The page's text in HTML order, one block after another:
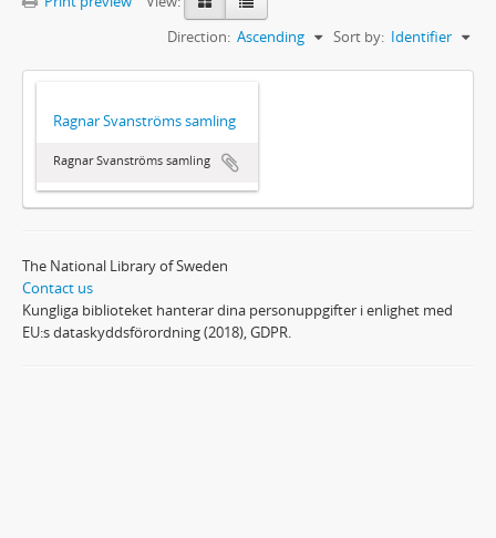
Sort by: Identifier
Direction: Ascending
Ragnar Svanströms samling
Ragnar Svanströms samling
The National Library of Sweden
Contact us
Kungliga biblioteket hanterar dina personuppgifter i enlighet med
EU:s dataskyddsförordning (2018), GDPR.